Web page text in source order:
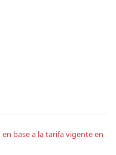
base a la tarifa vigente en